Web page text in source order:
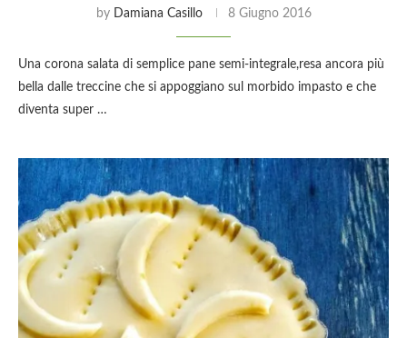
by Damiana Casillo 8 Giugno 2016
Una corona salata di semplice pane semi-integrale,resa ancora più
bella dalle treccine che si appoggiano sul morbido impasto e che
diventa super …